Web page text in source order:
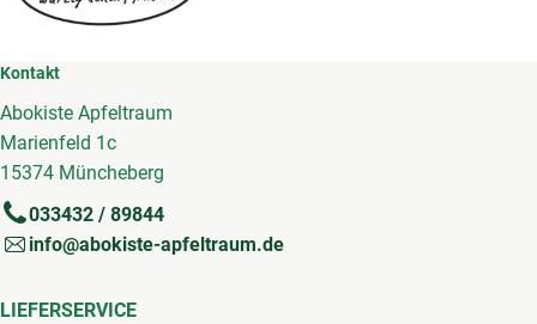
Kontakt
Abokiste Apfeltraum
Marienfeld 1c
15374 Müncheberg
033432 / 89844
info@abokiste-apfeltraum.de
LIEFERSERVICE